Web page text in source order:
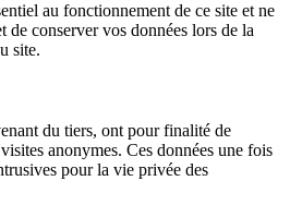
au fonctionnement de ce site et ne
de conserver vos données lors de la
site.
du tiers, ont pour finalité de
anonymes. Ces données une fois
pour la vie privée des